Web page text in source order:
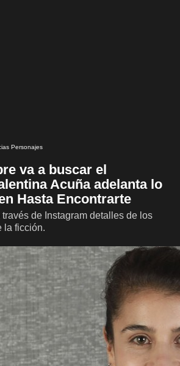
Personajes
va a buscar el
Acuña adelanta lo
Hasta Encontrarte
través de Instagram detalles de los
la ficción.